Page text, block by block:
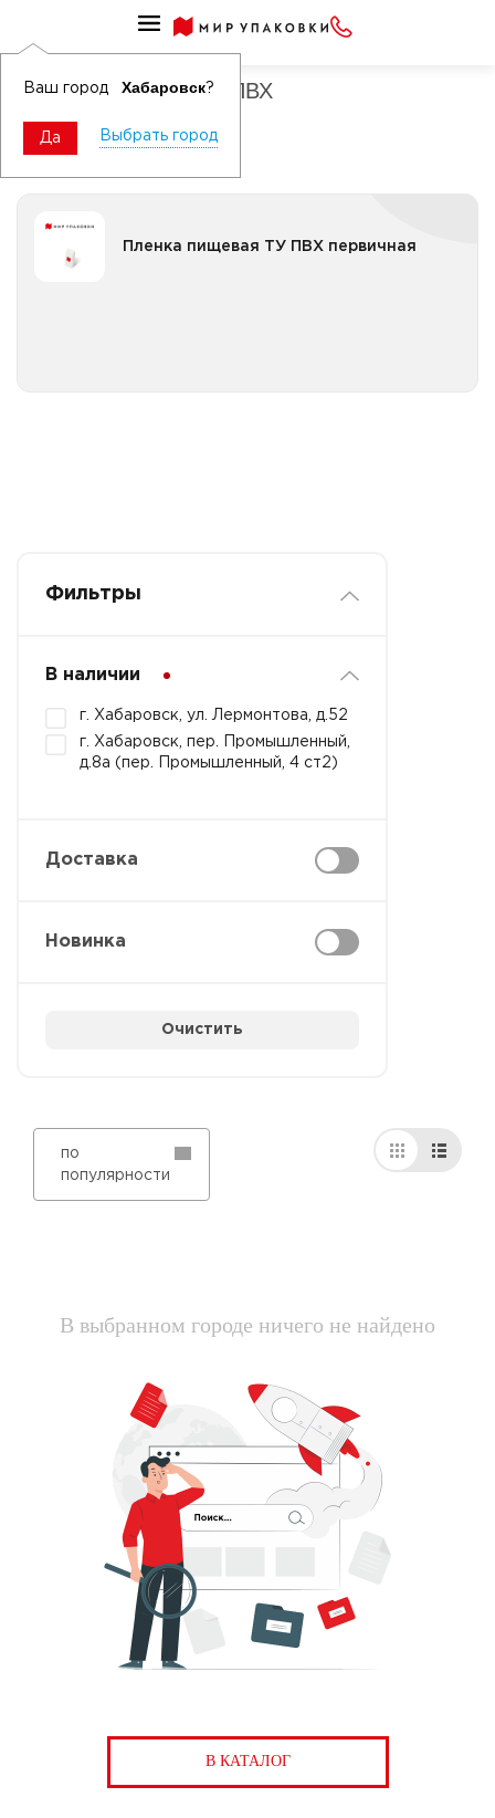
Ваш город Хабаровск?
Да Выбрать город
Пленка пищевая ТУ ПВХ
Пленка пищевая ТУ ПВХ первичная
Фильтры
В наличии
г. Хабаровск, ул. Лермонтова, д.52
г. Хабаровск, пер. Промышленный,
д.8а (пер. Промышленный, 4 ст2)
Доставка
Новинка
Очистить
по
популярности
В выбранном городе ничего не найдено
В КАТАЛОГ